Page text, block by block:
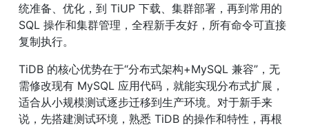
统准备、优化，到 TiUP 下载、集群部署，再到常用的
SQL 操作和集群管理，全程新手友好，所有命令可直接
复制执行。
TiDB 的核心优势在于“分布式架构+MySQL 兼容”，无
需修改现有 MySQL 应用代码，就能实现分布式扩展，
适合从小规模测试逐步迁移到生产环境。对于新手来
说，先搭建测试环境，熟悉 TiDB 的操作和特性，再根